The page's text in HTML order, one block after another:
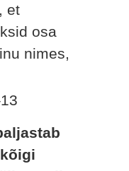
et
osa
nimes,